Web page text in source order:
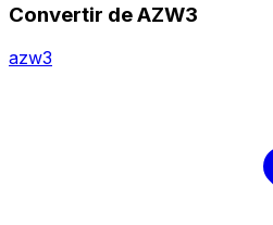
Convertir de AZW3
azw3